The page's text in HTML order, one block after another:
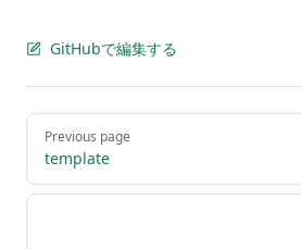
GitHubで編集する
Pager
Previous page
template